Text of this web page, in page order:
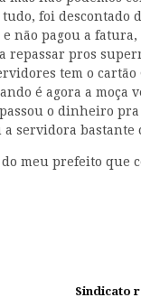
foi descontado
não pagou a
repassar pros
tem o cartão
é agora a moça
o dinheiro pra
servidora bastante
meu prefeito que
Sindicato